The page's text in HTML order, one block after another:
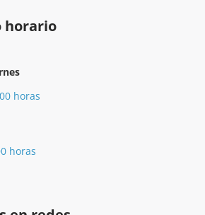
horario
horas
horas